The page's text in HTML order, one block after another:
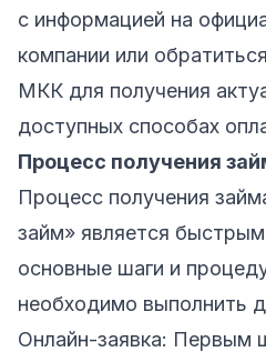
с информацией на
компании или
МКК для получения
доступных способах
Процесс получения
Процесс получения
займ» является
основные шаги и
необходимо выполнить
Онлайн-заявка: Первым